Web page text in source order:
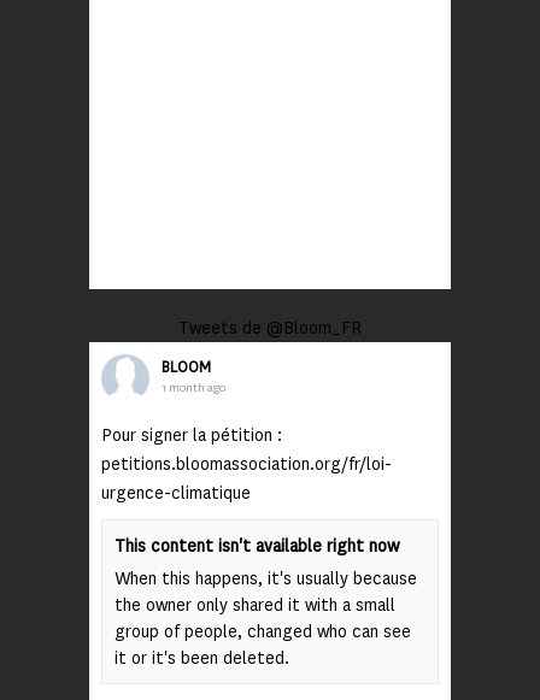
Tweets de @Bloom_FR
BLOOM
1 month ago
Pour signer la pétition :
petitions.bloomassociation.org/fr/loi-
urgence-climatique
This content isn't available right now
When this happens, it's usually because
the owner only shared it with a small
group of people, changed who can see
it or it's been deleted.